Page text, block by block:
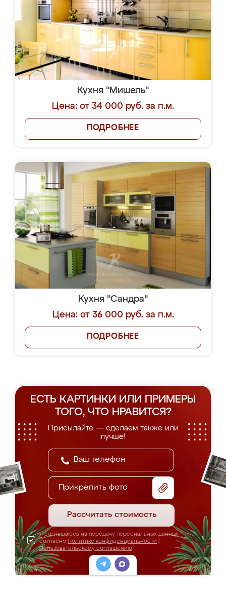
Кухня "Мишель"
Цена: от 34 000 руб. за п.м.
ПОДРОБНЕЕ
Кухня "Сандра"
Цена: от 36 000 руб. за п.м.
ПОДРОБНЕЕ
ЕСТЬ КАРТИНКИ ИЛИ ПРИМЕРЫ
ТОГО, ЧТО НРАВИТСЯ?
Присылайте — сделаем также или
лучше!
Прикрепить фото
Рассчитать стоимость
Я соглашаюсь на передачу персональных данных
согласно Политике конфиденциальности
Пользовательскому соглашению